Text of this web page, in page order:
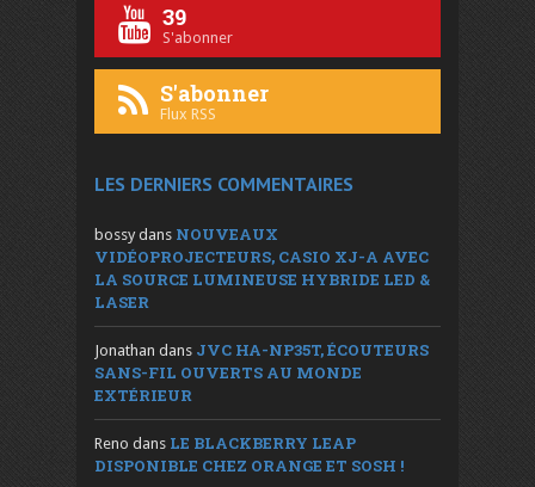
39
S'abonner
S'abonner
Flux RSS
LES DERNIERS COMMENTAIRES
bossy dans NOUVEAUX
VIDÉOPROJECTEURS, CASIO XJ-A AVEC
LA SOURCE LUMINEUSE HYBRIDE LED &
LASER
Jonathan dans JVC HA-NP35T, ÉCOUTEURS
SANS-FIL OUVERTS AU MONDE
EXTÉRIEUR
Reno dans LE BLACKBERRY LEAP
DISPONIBLE CHEZ ORANGE ET SOSH !